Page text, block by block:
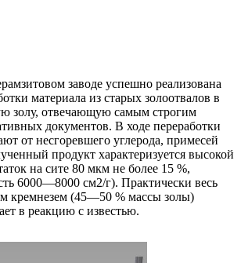
заводе успешно реализована
материала из старых золоотвалов в
золу, отвечающую самым строгим
документов. В ходе переработки
от неcгоревшего углерода, примесей
продукт характеризуется высокой
на сите 80 мкм не более 15 %,
6000—8000 см2/г). Практически весь
кремнезем (45—50 % массы золы)
в реакцию с известью.